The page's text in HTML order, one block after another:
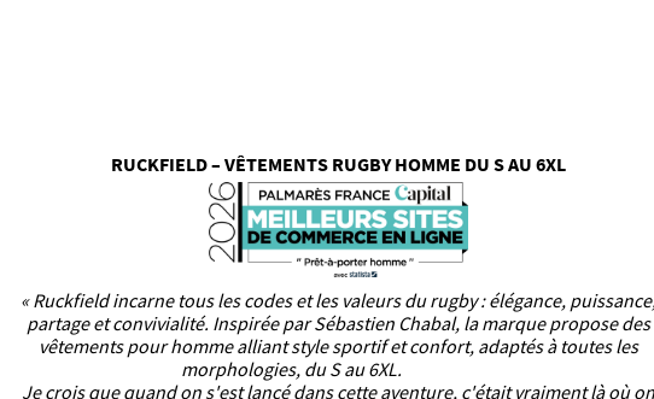
RUCKFIELD – VÊTEMENTS RUGBY HOMME DU S AU 6XL
« Ruckfield incarne tous les codes et les valeurs du rugby : élégance,
partage et convivialité. Inspirée par Sébastien Chabal, la marque propose des
vêtements pour homme alliant style sportif et confort, adaptés à toutes les
morphologies, du S au 6XL.
Je crois que quand on s'est lancé dans cette aventure, c'était vraiment là où on